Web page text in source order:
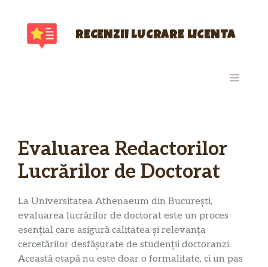
conținut
RECENZII LUCRARE LICENTA
MENIU
Evaluarea Redactorilor
Lucrărilor de Doctorat
La Universitatea Athenaeum din București,
evaluarea lucrărilor de doctorat este un proces
esențial care asigură calitatea și relevanța
cercetărilor desfășurate de studenții doctoranzi.
Această etapă nu este doar o formalitate, ci un pas